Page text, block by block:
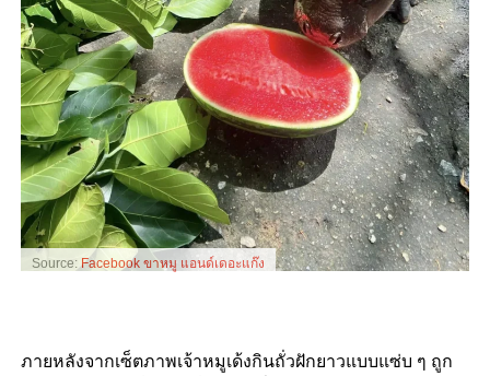
Source: Facebook ขาหมู แอนด์เดอะแก๊ง
ภายหลังจากเซ็ตภาพเจ้าหมูเด้งกินถั่วฝักยาวแบบแซ่บ ๆ ถูก